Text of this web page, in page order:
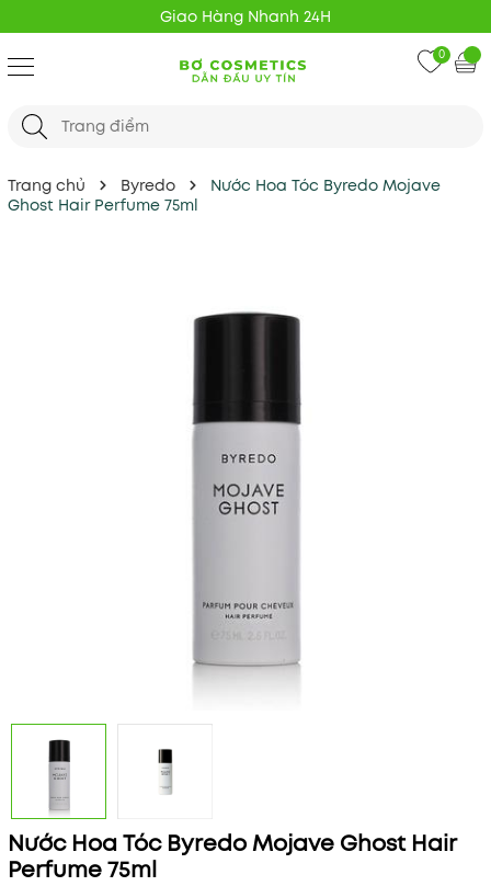
Giao Hàng Nhanh 24H
0
Trang chủ Byredo
Nước Hoa Tóc Byredo Mojave
Ghost Hair Perfume 75ml
Nước Hoa Tóc Byredo Mojave Ghost Hair
Perfume 75ml